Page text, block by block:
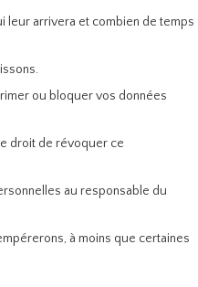
leur arrivera et combien de temps
ou bloquer vos données
droit de révoquer ce
au responsable du
à moins que certaines